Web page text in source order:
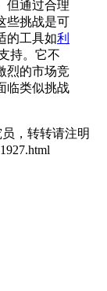
但通过合理
些挑战是可
的工具如利
持。它不
烈的市场竞
临类似挑战
，转转请注明